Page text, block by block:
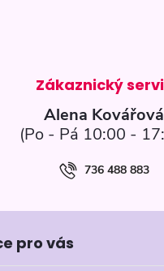
Alena Kovářová
736 488 883
pro vás